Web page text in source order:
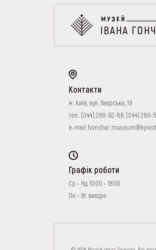
FAQ
Контакти
м. Київ, вул. Лаврська, 19
тел.: (044) 288-92-68 (044) 280-
e-mail:
Графік роботи
Ср - Нд: 10:00 - 18:00
Пн - Вт: вихідні